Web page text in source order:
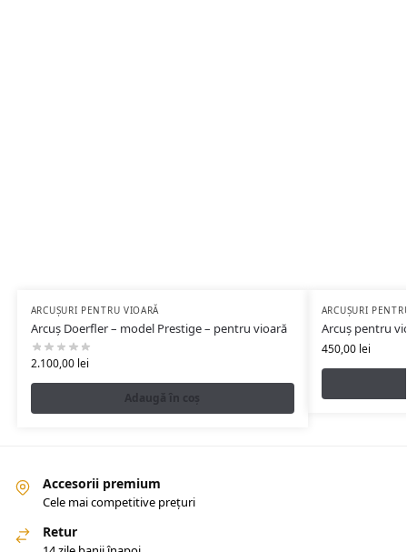
ARCUȘURI PENTRU VIOARĂ
Arcuș Doerfler – model Prestige – pentru vioară
2.100,00 lei
Adaugă în coș
ARCUȘURI
Arcuș pentru
450,00 lei
Accesorii premium
Cele mai competitive prețuri
Retur